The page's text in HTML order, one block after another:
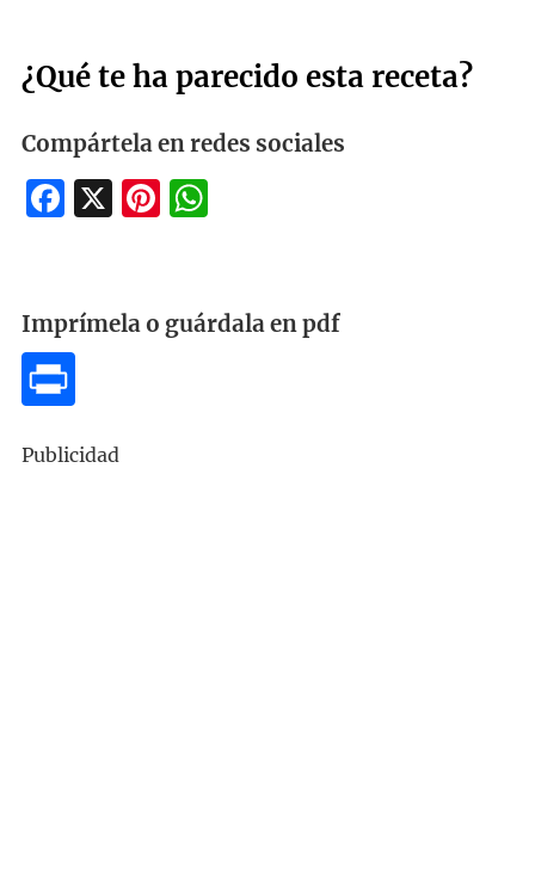
¿Qué te ha parecido esta receta?
Compártela en redes sociales
Facebook
X Pinterest
WhatsApp
Imprímela o guárdala en pdf
Publicidad